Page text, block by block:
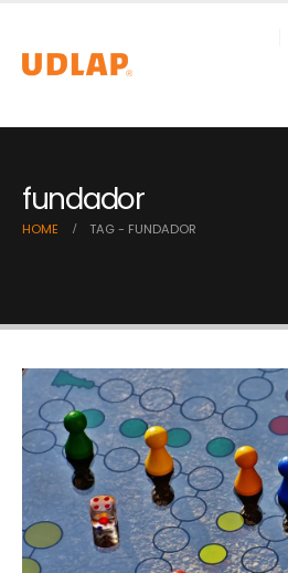
fundador
HOME TAG - FUNDADOR